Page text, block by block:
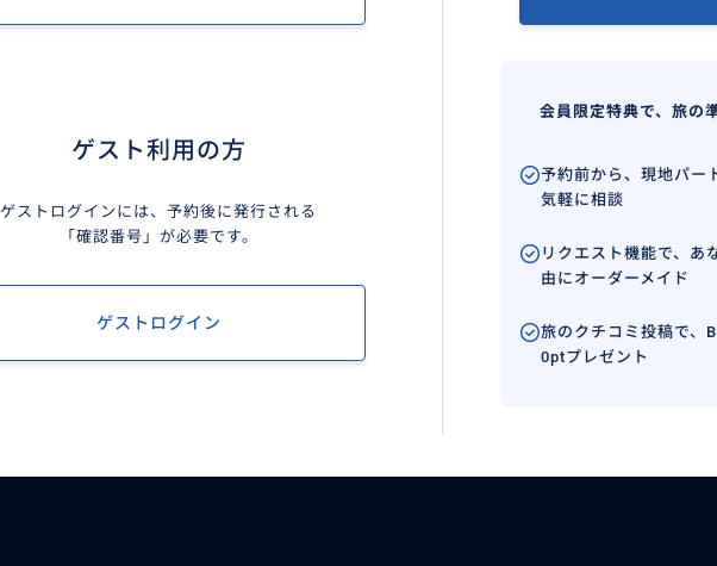
会員限定特典で、旅の
予約前から、現地パー
気軽に相談
リクエスト機能で、あ
由にオーダーメイド
旅のクチコミ投稿で、
0ptプレゼント
ゲスト利用の方
ゲストログインには、予約後に発行される
「確認番号」が必要です。
ゲストログイン